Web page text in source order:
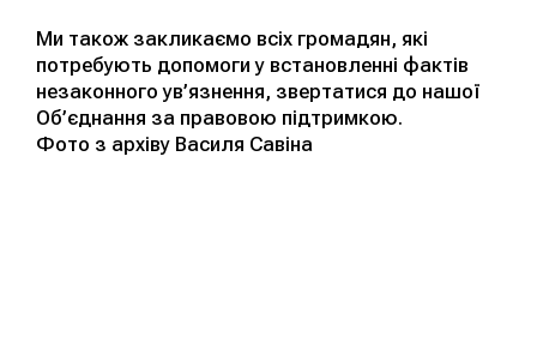
Ми також закликаємо всіх громадян, які
потребують допомоги у встановленні фактів
незаконного ув’язнення, звертатися до нашої
Об’єднання за правовою підтримкою.
Фото з архіву Василя Савіна